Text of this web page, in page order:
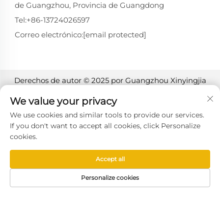
de Guangzhou, Provincia de Guangdong
Tel:+86-13724026597
Correo electrónico:[email protected]
Derechos de autor © 2025 por Guangzhou Xinyingjia
We value your privacy
We use cookies and similar tools to provide our services.
If you don't want to accept all cookies, click Personalize
cookies.
Personalize cookies
Accept all